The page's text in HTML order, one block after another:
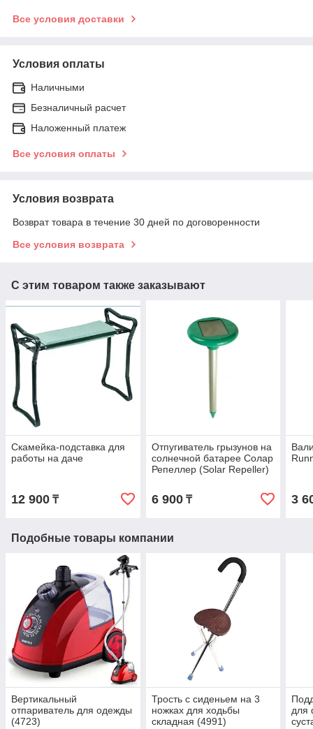
Все условия доставки
Условия оплаты
Наличными
Безналичный расчет
Наложенный платеж
Все условия оплаты
Условия возврата
Возврат товара в течение 30 дней по договоренности
Все условия возврата
С этим товаром также заказывают
Скамейка-подставка для
работы на даче
12 900 ₸
Отпугиватель грызунов на
солнечной батарее Солар
Репеллер (Solar Repeller)
6 900₸ 3
Подобные товары компании
Вертикальный
отпариватель для одежды
(4723)
Трость с сиденьем на 3
ножках для ходьбы
складная (4991)
для